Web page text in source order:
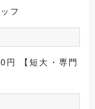
フ
短大・専門